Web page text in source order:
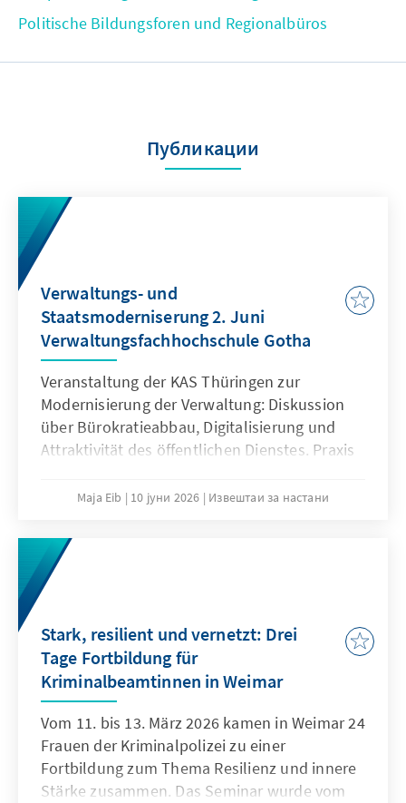
Politische Bildungsforen und Regionalbüros
Публикации
Verwaltungs- und
Staatsmoderniserung 2. Juni
Verwaltungsfachhochschule Gotha
Veranstaltung der KAS Thüringen zur
Modernisierung der Verwaltung: Diskussion
über Bürokratieabbau, Digitalisierung und
Attraktivität des öffentlichen Dienstes. Praxis
Studierende brachten Fragen ein. Ziel:
Innovation und Engagement.
Maja Eib 10 јуни 2026 Извештаи за настани
Stark, resilient und vernetzt: Drei
Tage Fortbildung für
Kriminalbeamtinnen in Weimar
Vom 11. bis 13. März 2026 kamen in Weimar 24
Frauen der Kriminalpolizei zu einer
Fortbildung zum Thema Resilienz und innere
Stärke zusammen. Das Seminar wurde vom